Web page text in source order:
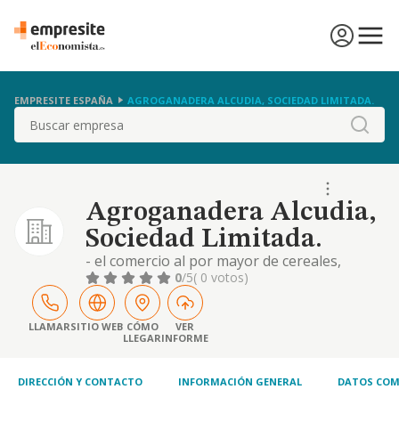
EMPRESITE ESPAÑA AGROGANADERA ALCUDIA, SOCIEDAD LIMITADA.
Buscar
Agroganadera Alcudia,
Sociedad Limitada.
- el comercio al por mayor de cereales,
simientes y alimentos para animales -cnae
4621 correspondiente a la actividad
principal-. - el comercio al por menor de todo
tipo de productos y bienes de ferretería. -
cnae 4752-. - el comercio al por mayor de
la ferr
0/5( 0 votos)
LLAMARSITIO WEB CÓMO
LLEGAR
VER
INFORME
DIRECCIÓN Y CONTACTO INFORMACIÓN GENERAL DATOS